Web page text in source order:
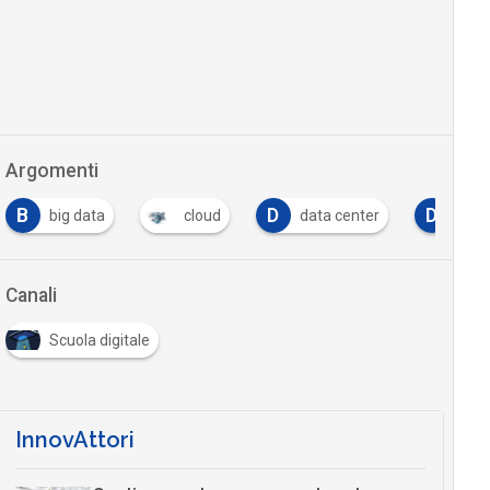
Argomenti
B big data cloud D data center D
Canali
Scuola digitale
InnovAttori